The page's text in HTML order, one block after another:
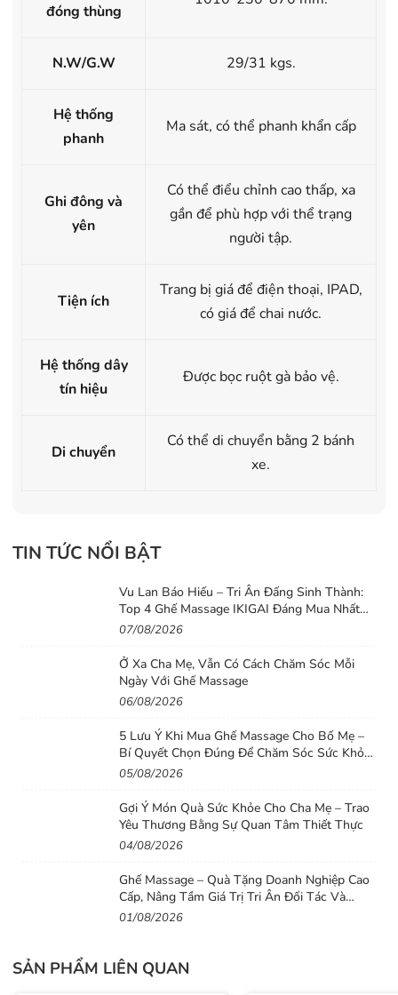
đóng thùng
N.W/G.W 29/31 kgs.
Hệ thống
phanh
Ma sát, có thể phanh khẩn cấp
Ghi đông và
yên
Có thể điểu chỉnh cao thấp, xa
gần để phù hợp với thể trạng
người tập.
Tiện ích
Trang bị giá để điện thoại, IPAD,
có giá để chai nước.
Hệ thống dây
tín hiệu
Được bọc ruột gà bảo vệ.
Di chuyển
Có thể di chuyển bằng 2 bánh
xe.
TIN TỨC NỔI BẬT
Vu Lan Báo Hiếu – Tri Ân Đấng Sinh Thành:
Top 4 Ghế Massage IKIGAI Đáng Mua Nhất
2026
07/08/2026
Ở Xa Cha Mẹ, Vẫn Có Cách Chăm Sóc Mỗi
Ngày Với Ghế Massage
06/08/2026
5 Lưu Ý Khi Mua Ghế Massage Cho Bố Mẹ –
Bí Quyết Chọn Đúng Để Chăm Sóc Sức Khỏe
Lâu Dài
05/08/2026
Gợi Ý Món Quà Sức Khỏe Cho Cha Mẹ – Trao
Yêu Thương Bằng Sự Quan Tâm Thiết Thực
04/08/2026
Ghế Massage – Quà Tặng Doanh Nghiệp Cao
Cấp, Nâng Tầm Giá Trị Tri Ân Đối Tác Và
Nhân Viên
01/08/2026
SẢN PHẨM LIÊN QUAN